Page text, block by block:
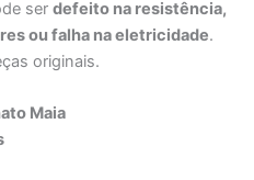
serdefeito na resistência,
ou falha na eletricidade.
originais.
Maia